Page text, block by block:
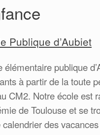
Publique d’Aubiet
élémentaire publique
à partir de la toute
CM2. Notre école est
de Toulouse et se
calendrier des